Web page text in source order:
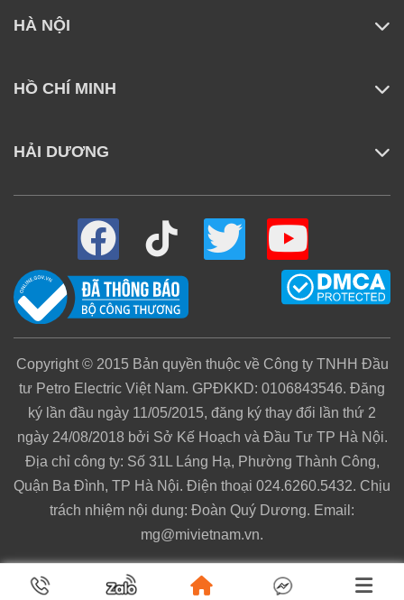
Hình Ảnh Thật Sản Phẩm Tại
HÀ NỘI
HỒ CHÍ MINH
HẢI DƯƠNG
Copyright © 2015 Bản quyền thuộc về Công ty TNHH Đầu
tư Petro Electric Việt Nam. GPĐKKD: 0106843546. Đăng
ký lần đầu ngày 11/05/2015, đăng ký thay đổi lần thứ 2
ngày 24/08/2018 bởi Sở Kế Hoạch và Đầu Tư TP Hà Nội.
Địa chỉ công ty: Số 31L Láng Hạ, Phường Thành Công,
Quận Ba Đình, TP Hà Nội. Điện thoại 024.6260.5432. Chịu
trách nhiệm nội dung: Đoàn Quý Dương. Email:
mg@mivietnam.vn.